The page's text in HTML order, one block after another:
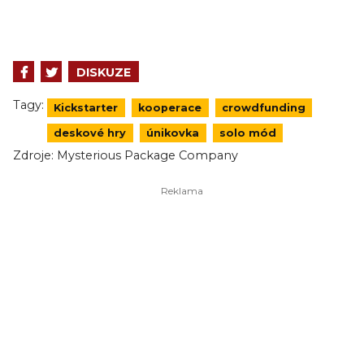
DISKUZE
Tagy: Kickstarter kooperace crowdfunding
deskové hry únikovka solo mód
Zdroje: Mysterious Package Company